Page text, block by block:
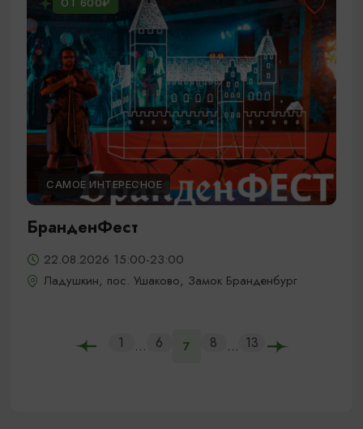
САМОЕ ИНТЕРЕСНОЕ
БранденФест
22.08.2026 15:00-23:00
Ладушкин, пос. Ушаково, Замок Бранденбург
1 ... 6 7 8 ... 13